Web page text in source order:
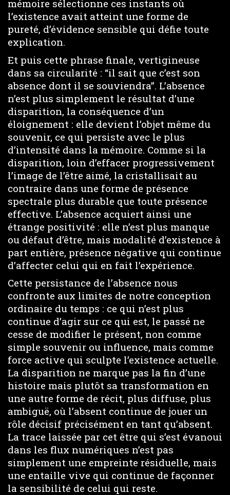
mémoire sélectionne ces instants où
l’existence avait atteint une forme de
pureté, d’évidence sensible qui défie toute
explication.
Et puis cette phrase finale, vertigineuse
dans sa circularité : “il sait que c’est son
absence dont il se souviendra”. L’absence
n’est plus simplement le résultat d’une
disparition, la conséquence d’un
éloignement : elle devient l’objet même du
souvenir, ce qui persiste avec le plus
d’intensité dans la mémoire. Comme si la
disparition, loin d’effacer progressivement
l’image de l’être aimé, la cristallisait au
contraire dans une forme de présence
spectrale plus durable que toute présence
effective. L’absence acquiert ainsi une
étrange positivité : elle n’est plus manque
ou défaut d’être, mais modalité d’existence à
part entière, présence négative qui continue
d’affecter celui qui en fait l’expérience.
Cette persistance de l’absence nous
confronte aux limites de notre conception
ordinaire du temps : ce qui n’est plus
continue d’agir sur ce qui est, le passé ne
cesse de modifier le présent, non comme
simple souvenir ou influence, mais comme
force active qui sculpte l’existence actuelle.
La disparition ne marque pas la fin d’une
histoire mais plutôt sa transformation en
une autre forme de récit, plus diffuse, plus
ambiguë, où l’absent continue de jouer un
rôle décisif précisément en tant qu’absent.
La trace laissée par cet être qui s’est évanoui
dans les flux numériques n’est pas
simplement une empreinte résiduelle, mais
une entaille vive qui continue de façonner
la sensibilité de celui qui reste.